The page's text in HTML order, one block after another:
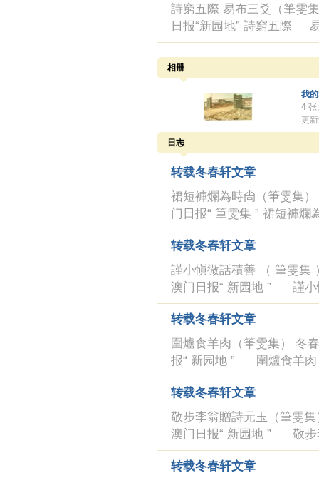
詩窮五際 易布三爻（筆雯
日报“新园地” 詩窮五際
相册
我
4 张
更
日志
转载冬春轩文章
裙短褲爛為時尙（筆雯集
门日报“ 筆雯集 ” 裙短褲
转载冬春轩文章
謹小愼微話積善 （ 筆雯集
澳门日报“ 新园地 ” 謹小
转载冬春轩文章
圍爐食羊肉（筆雯集） 冬
报“ 新园地 ” 圍爐食羊
转载冬春轩文章
敬步李翁贈詩元玉（筆雯
澳门日报“ 新园地 ” 敬步
转载冬春轩文章